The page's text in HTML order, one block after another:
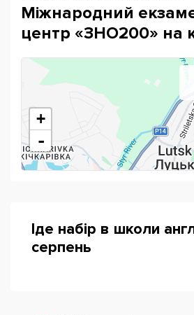
Міжнародний
центр «ЗНО200» на
+
-
Іде набір в школи
серпень